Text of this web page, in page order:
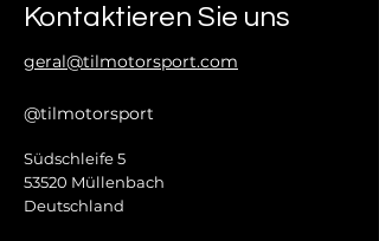
Kontaktieren Sie uns
geral@tilmotorsport.com
@tilmotorsport
Südschleife 5
53520 Müllenbach
Deutschland